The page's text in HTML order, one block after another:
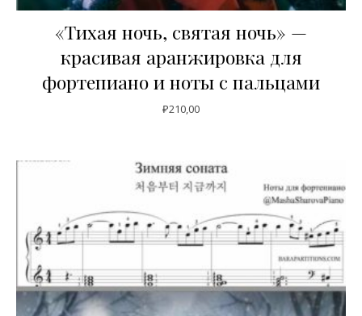
«Тихая ночь, святая ночь» —
красивая аранжировка для
фортепиано и ноты с пальцами
₽210,00